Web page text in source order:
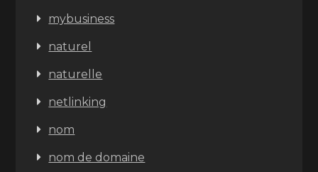
mybusiness
naturel
naturelle
netlinking
nom
nom de domaine